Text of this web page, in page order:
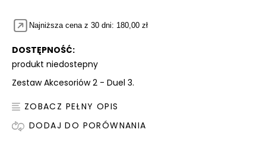
Najniższa cena z 30 dni: 180,00 zł
DOSTĘPNOŚĆ:
produkt niedostepny
Zestaw Akcesoriów 2 - Duel 3.
ZOBACZ PEŁNY OPIS
DODAJ DO PORÓWNANIA